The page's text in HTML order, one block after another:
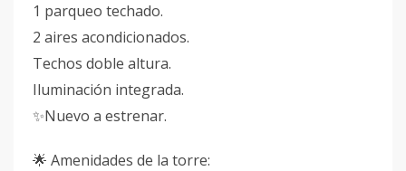
1 parqueo techado.
2 aires acondicionados.
Techos doble altura.
Iluminación integrada.
✨Nuevo a estrenar.
🌟 Amenidades de la torre: